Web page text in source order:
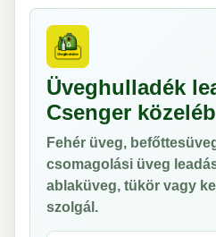
Üveghulladék
Csenger
Fehér üveg,
csomagolási üveg
ablaküveg, tükör vagy
szolgál.